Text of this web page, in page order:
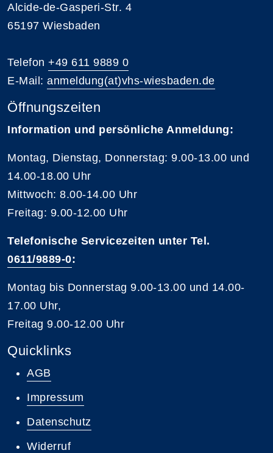
Alcide-de-Gasperi-Str. 4
65197 Wiesbaden
Telefon +49 611 9889 0
E-Mail: anmeldung(at)vhs-wiesbaden.de
Öffnungszeiten
Information und persönliche Anmeldung:
Montag, Dienstag, Donnerstag: 9.00-13.00 und
14.00-18.00 Uhr
Mittwoch: 8.00-14.00 Uhr
Freitag: 9.00-12.00 Uhr
Telefonische Servicezeiten unter Tel.
0611/9889-0:
Montag bis Donnerstag 9.00-13.00 und 14.00-
17.00 Uhr,
Freitag 9.00-12.00 Uhr
Quicklinks
AGB
Impressum
Datenschutz
Widerruf